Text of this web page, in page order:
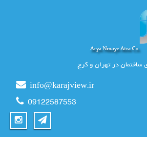
ساختمان در تهران و کرج
info@karajview.ir
09122587553